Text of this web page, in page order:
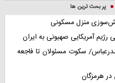
پر بحث ترین ها
آمریکایی صهیونی به ایران
سکوت مسئولان تا فاجعه
هرمزگان